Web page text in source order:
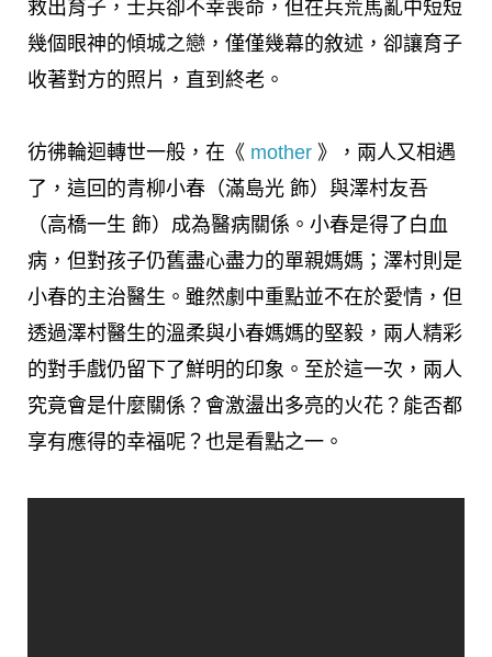
救出育子，士兵卻不幸喪命，但在兵荒馬亂中短短
幾個眼神的傾城之戀，僅僅幾幕的敘述，卻讓育子
收著對方的照片，直到終老。
彷彿輪迴轉世一般，在《 mother 》，兩人又相遇
了，這回的青柳小春（滿島光 飾）與澤村友吾
（高橋一生 飾）成為醫病關係。小春是得了白血
病，但對孩子仍舊盡心盡力的單親媽媽；澤村則是
小春的主治醫生。雖然劇中重點並不在於愛情，但
透過澤村醫生的溫柔與小春媽媽的堅毅，兩人精彩
的對手戲仍留下了鮮明的印象。至於這一次，兩人
究竟會是什麼關係？會激盪出多亮的火花？能否都
享有應得的幸福呢？也是看點之一。